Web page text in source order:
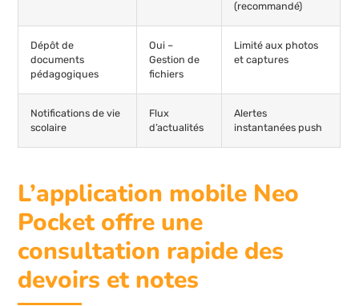
(recommandé)
Dépôt de
documents
pédagogiques
Oui –
Gestion de
fichiers
Limité aux photos
et captures
Notifications de vie
scolaire
Flux
d’actualités
Alertes
instantanées push
L’application mobile Neo
Pocket offre une
consultation rapide des
devoirs et notes